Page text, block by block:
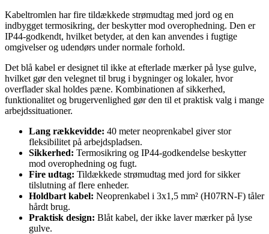
Kabeltromlen har fire tildækkede strømudtag med jord og en
indbygget termosikring, der beskytter mod overophedning. Den er
IP44-godkendt, hvilket betyder, at den kan anvendes i fugtige
omgivelser og udendørs under normale forhold.
Det blå kabel er designet til ikke at efterlade mærker på lyse gulve,
hvilket gør den velegnet til brug i bygninger og lokaler, hvor
overflader skal holdes pæne. Kombinationen af sikkerhed,
funktionalitet og brugervenlighed gør den til et praktisk valg i mange
arbejdssituationer.
Lang rækkevidde: 40 meter neoprenkabel giver stor
fleksibilitet på arbejdspladsen.
Sikkerhed: Termosikring og IP44-godkendelse beskytter
mod overophedning og fugt.
Fire udtag: Tildækkede strømudtag med jord for sikker
tilslutning af flere enheder.
Holdbart kabel: Neoprenkabel i 3x1,5 mm² (H07RN-F) tåler
hårdt brug.
Praktisk design: Blåt kabel, der ikke laver mærker på lyse
gulve.